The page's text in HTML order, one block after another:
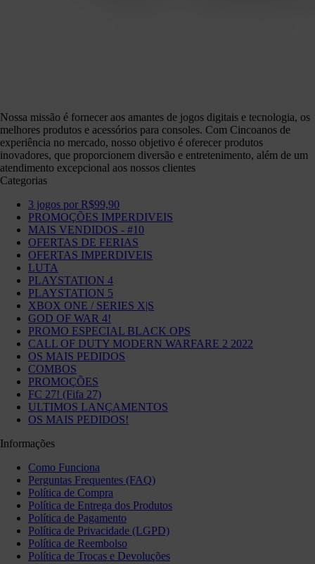
Nossa missão é fornecer aos amantes de jogos digitais e tecnologia, os
melhores produtos e acessórios para consoles. Com Cincoanos de
experiência no mercado, nosso objetivo é oferecer produtos
inovadores, que proporcionem diversão e entretenimento, além de um
atendimento excepcional aos nossos clientes
Categorias
3 jogos por R$99,90
PROMOÇÕES IMPERDIVEIS
MAIS VENDIDOS - #10
OFERTAS DE FERIAS
OFERTAS IMPERDIVEIS
LUTA
PLAYSTATION 4
PLAYSTATION 5
XBOX ONE / SERIES X|S
GOD OF WAR 4!
PROMO ESPECIAL BLACK OPS
CALL OF DUTY MODERN WARFARE 2 2022
OS MAIS PEDIDOS
COMBOS
PROMOÇÕES
FC 27! (Fifa 27)
ULTIMOS LANÇAMENTOS
OS MAIS PEDIDOS!
Informações
Como Funciona
Perguntas Frequentes (FAQ)
Política de Compra
Política de Entrega dos Produtos
Política de Pagamento
Política de Privacidade (LGPD)
Política de Reembolso
Política de Trocas e Devoluções